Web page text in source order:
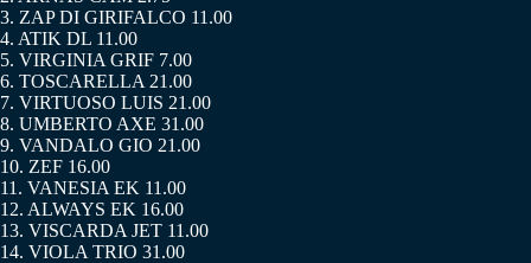
3. ZAP DI GIRIFALCO 11.00
4. ATIK DL 11.00
5. VIRGINIA GRIF 7.00
6. TOSCARELLA 21.00
7. VIRTUOSO LUIS 21.00
8. UMBERTO AXE 31.00
9. VANDALO GIO 21.00
10. ZEF 16.00
11. VANESIA EK 11.00
12. ALWAYS EK 16.00
13. VISCARDA JET 11.00
14. VIOLA TRIO 31.00